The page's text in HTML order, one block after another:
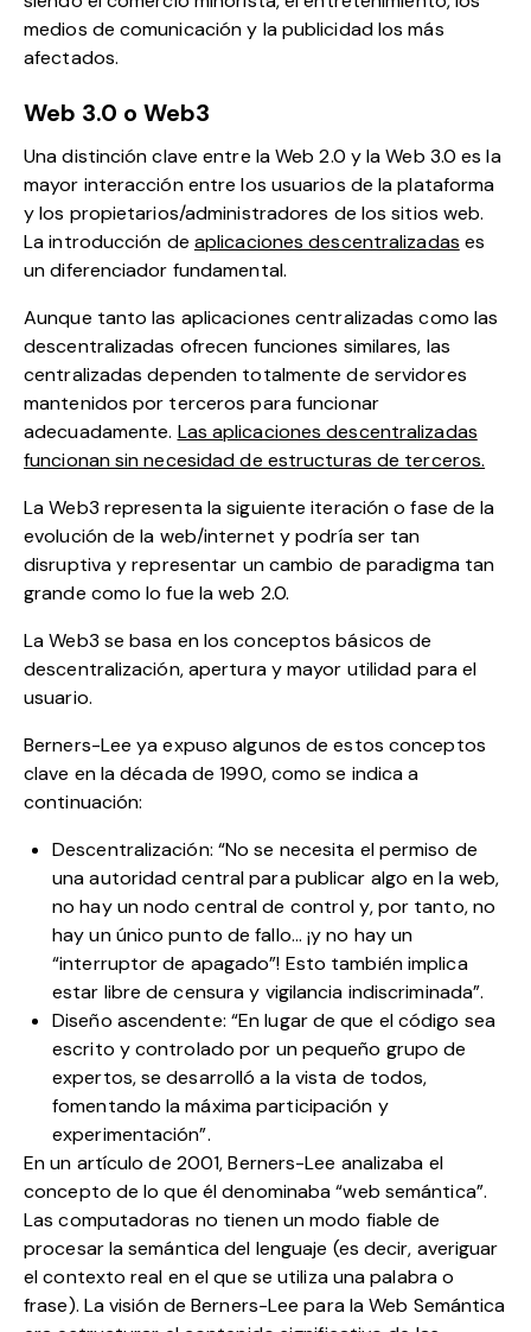
medios de comunicación y la publicidad los más
afectados.
Web 3.0 o Web3
Una distinción clave entre la Web 2.0 y la Web 3.0 es la
mayor interacción entre los usuarios de la plataforma
y los propietarios/administradores de los sitios web.
La introducción de aplicaciones descentralizadas es
un diferenciador fundamental.
Aunque tanto las aplicaciones centralizadas como las
descentralizadas ofrecen funciones similares, las
centralizadas dependen totalmente de servidores
mantenidos por terceros para funcionar
adecuadamente. Las aplicaciones descentralizadas
funcionan sin necesidad de estructuras de terceros.
La Web3 representa la siguiente iteración o fase de la
evolución de la web/internet y podría ser tan
disruptiva y representar un cambio de paradigma tan
grande como lo fue la web 2.0.
La Web3 se basa en los conceptos básicos de
descentralización, apertura y mayor utilidad para el
usuario.
Berners-Lee ya expuso algunos de estos conceptos
clave en la década de 1990, como se indica a
continuación:
Descentralización: “No se necesita el permiso de
una autoridad central para publicar algo en la web,
no hay un nodo central de control y, por tanto, no
hay un único punto de fallo… ¡y no hay un
“interruptor de apagado”! Esto también implica
estar libre de censura y vigilancia indiscriminada”.
Diseño ascendente: “En lugar de que el código sea
escrito y controlado por un pequeño grupo de
expertos, se desarrolló a la vista de todos,
fomentando la máxima participación y
experimentación”.
En un artículo de 2001, Berners-Lee analizaba el
concepto de lo que él denominaba “web semántica”.
Las computadoras no tienen un modo fiable de
procesar la semántica del lenguaje (es decir, averiguar
el contexto real en el que se utiliza una palabra o
frase). La visión de Berners-Lee para la Web Semántica